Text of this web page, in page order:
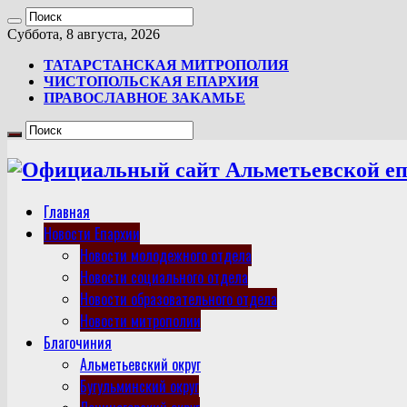
Суббота, 8 августа, 2026
ТАТАРСТАНСКАЯ МИТРОПОЛИЯ
ЧИСТОПОЛЬСКАЯ ЕПАРХИЯ
ПРАВОСЛАВНОЕ ЗАКАМЬЕ
Главная
Новости Епархии
Новости молодежного отдела
Новости социального отдела
Новости образовательного отдела
Новости митрополии
Благочиния
Альметьевский округ
Бугульминский округ